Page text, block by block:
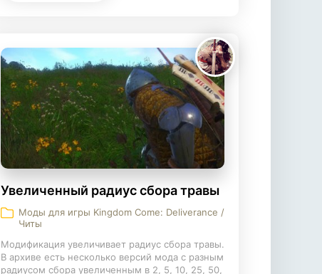
Увеличенный радиус сбора травы
Моды для игры Kingdom Come: Deliverance /
Читы
Модификация увеличивает радиус сбора травы.
В архиве есть несколько версий мода с разным
радиусом сбора увеличенным в 2, 5, 10, 25, 50,